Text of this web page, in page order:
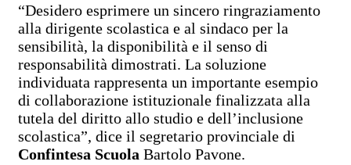
“Desidero esprimere un sincero ringraziamento
alla dirigente scolastica e al sindaco per la
sensibilità, la disponibilità e il senso di
responsabilità dimostrati. La soluzione
individuata rappresenta un importante esempio
di collaborazione istituzionale finalizzata alla
tutela del diritto allo studio e dell’inclusione
scolastica”, dice il segretario provinciale di
Confintesa Scuola Bartolo Pavone.